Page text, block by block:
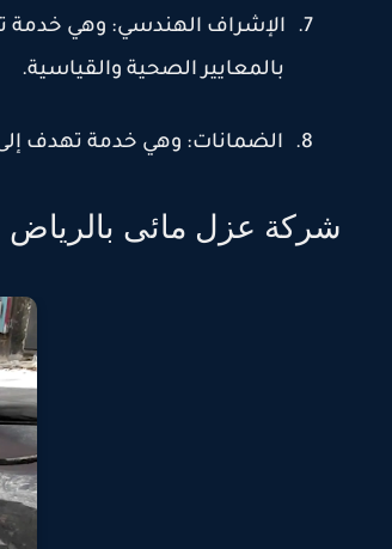
7.
الإشراف الهندسي: وهي خدمة
بالمعايير الصحية والقياسية.
8. الضمانات: وهي خدمة تهدف
شركة عزل مائى بالرياض